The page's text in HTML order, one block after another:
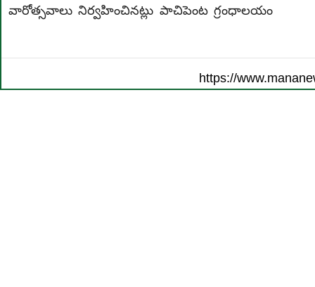
వారోత్సవాలు నిర్వహించినట్లు పాచిపెంట గ్రంధాలయం
https://